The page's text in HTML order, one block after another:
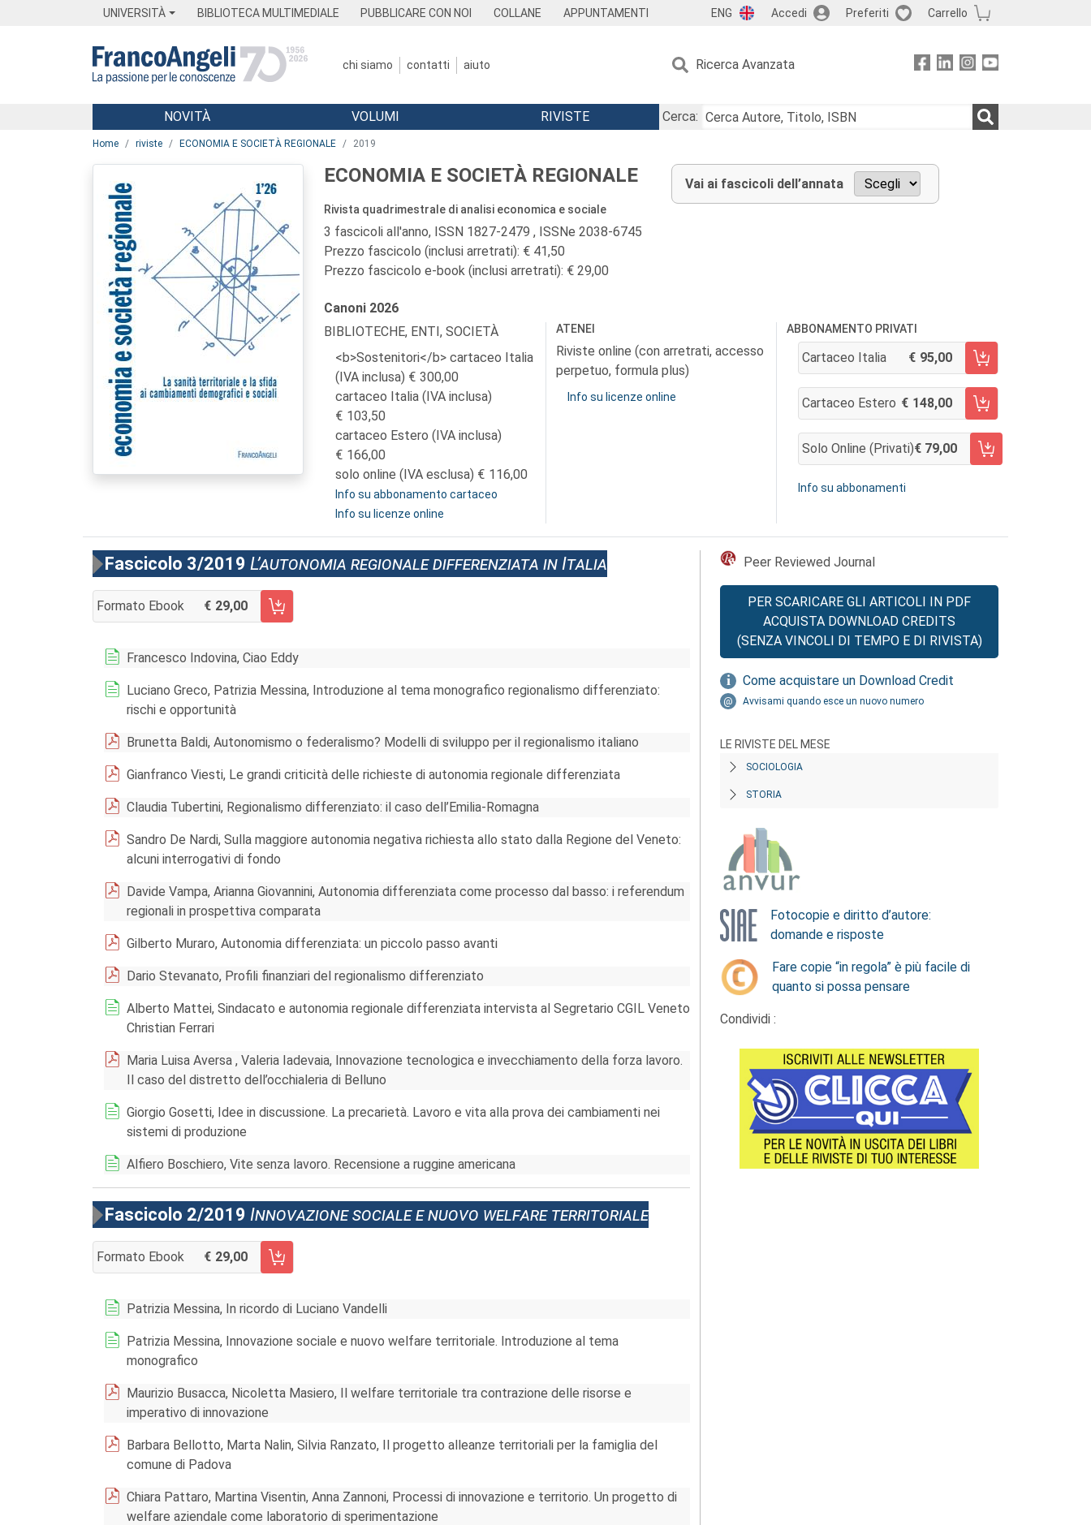
UNIVERSITÀ BIBLIOTECA MULTIMEDIALE PUBBLICARE CON NOI COLLANE APPUNTAMENTI ENG Accedi Preferiti Carrello
chi siamo contatti aiuto Ricerca Avanzata
Menu
NOVITÀ VOLUMI RIVISTE
Cerca:
Home riviste ECONOMIA E SOCIETÀ REGIONALE 2019
ECONOMIA E SOCIETÀ REGIONALE
Rivista quadrimestrale di analisi economica e sociale
3 fascicoli all'anno, ISSN 1827-2479 , ISSNe 2038-6745
Prezzo fascicolo (inclusi arretrati): € 41,50
Prezzo fascicolo e-book (inclusi arretrati): € 29,00
Vai ai fascicoli dell’annata
Canoni 2026
BIBLIOTECHE, ENTI, SOCIETÀ
<b>Sostenitori</b> cartaceo Italia
(IVA inclusa)
300,00
cartaceo Italia (IVA inclusa)
103,50
cartaceo Estero (IVA inclusa)
166,00
solo online (IVA esclusa)
116,00
Info su abbonamento cartaceo
Info su licenze online
ATENEI
Riviste online (con arretrati, accesso
perpetuo, formula plus)
Info su licenze online
ABBONAMENTO PRIVATI
Cartaceo Italia 95,00
AGGIUNGI AL CARRELLO
Cartaceo Estero 148,00
AGGIUNGI AL CARRELLO
Solo Online (privati) 79,00
AGGIUNGI AL CARRELLO
Info su abbonamenti
Fascicolo 3/2019 L’autonomia regionale differenziata in Italia
Formato Ebook 29,00
AGGIUNGI AL CARRELLO FASCICOLO 3/2019
Francesco Indovina, Ciao Eddy
Luciano Greco, Patrizia Messina, Introduzione al tema monografico regionalismo differenziato:
rischi e opportunità
Brunetta Baldi, Autonomismo o federalismo? Modelli di sviluppo per il regionalismo italiano
Gianfranco Viesti, Le grandi criticità delle richieste di autonomia regionale differenziata
Claudia Tubertini, Regionalismo differenziato: il caso dell’Emilia-Romagna
Sandro De Nardi, Sulla maggiore autonomia negativa richiesta allo stato dalla Regione del Veneto:
alcuni interrogativi di fondo
Davide Vampa, Arianna Giovannini, Autonomia differenziata come processo dal basso: i referendum
regionali in prospettiva comparata
Gilberto Muraro, Autonomia differenziata: un piccolo passo avanti
Dario Stevanato, Profili finanziari del regionalismo differenziato
Alberto Mattei, Sindacato e autonomia regionale differenziata intervista al Segretario CGIL Veneto
Christian Ferrari
Maria Luisa Aversa , Valeria Iadevaia, Innovazione tecnologica e invecchiamento della forza lavoro.
Il caso del distretto dell’occhialeria di Belluno
Giorgio Gosetti, Idee in discussione. La precarietà. Lavoro e vita alla prova dei cambiamenti nei
sistemi di produzione
Alfiero Boschiero, Vite senza lavoro. Recensione a ruggine americana
Fascicolo 2/2019 Innovazione sociale e nuovo welfare territoriale
Formato Ebook 29,00
AGGIUNGI AL CARRELLO FASCICOLO 2/2019
Patrizia Messina, In ricordo di Luciano Vandelli
Patrizia Messina, Innovazione sociale e nuovo welfare territoriale. Introduzione al tema
monografico
Maurizio Busacca, Nicoletta Masiero, Il welfare territoriale tra contrazione delle risorse e
imperativo di innovazione
Barbara Bellotto, Marta Nalin, Silvia Ranzato, Il progetto alleanze territoriali per la famiglia del
comune di Padova
Chiara Pattaro, Martina Visentin, Anna Zannoni, Processi di innovazione e territorio. Un progetto di
welfare aziendale come laboratorio di sperimentazione
Peer Reviewed Journal
PER SCARICARE GLI ARTICOLI IN PDF
ACQUISTA DOWNLOAD CREDITS
(SENZA VINCOLI DI TEMPO E DI RIVISTA)
Come acquistare un Download Credit
Avvisami quando esce un nuovo numero
LE RIVISTE DEL MESE
SOCIOLOGIA
STORIA
Fotocopie e diritto d’autore:
domande e risposte
Fare copie “in regola” è più facile di
quanto si possa pensare
Condividi :